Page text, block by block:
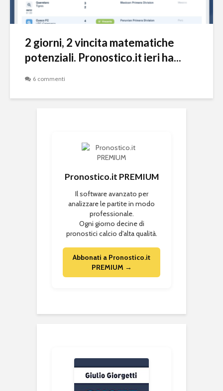
2 giorni, 2 vincita matematiche
potenziali. Pronostico.it ieri ha...
6 commenti
Pronostico.it PREMIUM
Il software avanzato per
analizzare le partite in modo
professionale.
Ogni giorno decine di
pronostici calcio d'alta qualità.
Abbonati a Pronostico.it
PREMIUM →